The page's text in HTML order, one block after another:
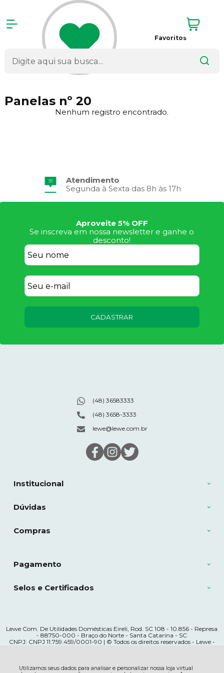
Utilizamos seus dados para analisar e personalizar nossa loja virtual
Favoritos
Panelas nº 20
Nenhum registro encontrado.
Atendimento
Segunda à Sexta das 8h às 17h
Aproveite 5% OFF
Se inscreva em nossa newsletter e ganhe o
desconto!
CADASTRAR
Institucional
Dúvidas
Compras
(48) 36583333
(48) 3658-3333
lewe@lewe.com.br
Pagamento
Selos e Certificados
Lewe Com. De Utilidades Domésticas Eireli, Rod. SC 108 - 10.856 - Represa
- 88750-000 - Braço do Norte - Santa Catarina - SC
CNPJ: CNPJ 11.759.459/0001-90 | © Todos os direitos reservados - Lewe -